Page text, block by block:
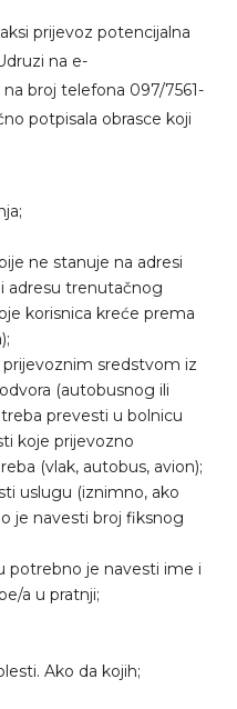
prijevoz potencijalna
na e-
na broj telefona 097/7561-
potpisala obrasce koji
ne stanuje na adresi
adresu trenutačnog
korisnica kreće prema
sredstvom iz
(autobusnog ili
prevesti u bolnicu
koje prijevozno
(vlak, autobus, avion);
uslugu (iznimno, ako
je navesti broj fiksnog
potrebno je navesti ime i
a u pratnji;
Ako da kojih;